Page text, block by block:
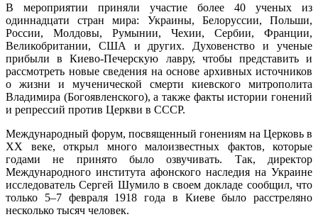
В мероприятии приняли участие более 40 ученых из
одиннадцати стран мира: Украины, Белоруссии, Польши,
России, Молдовы, Румынии, Чехии, Сербии, Франции,
Великобритании, США и других. Духовенство и ученые
прибыли в Киево-Печерскую лавру, чтобы представить и
рассмотреть новые сведения на основе архивных источников
о жизни и мученической смерти киевского митрополита
Владимира (Богоявленского), а также факты истории гонений
и репрессий против Церкви в СССР.
Международный форум, посвященный гонениям на Церковь в
ХХ веке, открыл много малоизвестных фактов, которые
годами не принято было озвучивать. Так, директор
Международного института афонского наследия на Украине
исследователь Сергей Шумило в своем докладе сообщил, что
только 5–7 февраля 1918 года в Киеве было расстреляно
несколько тысяч человек.